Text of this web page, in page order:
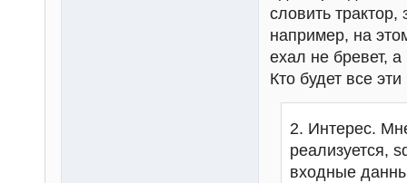
словить
например, на
ехал не бревет,
Кто будет все
2. Интерес.
реализуется,
входные